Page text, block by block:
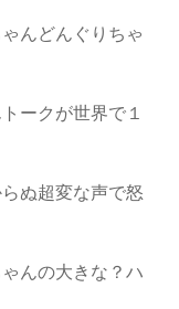
んどんぐりちゃ
ークが世界で１
ぬ超変な声で怒
んの大きな？ハ